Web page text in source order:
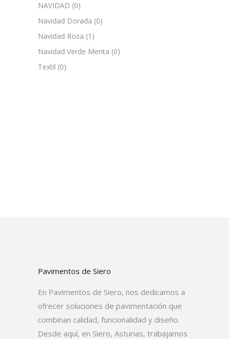
NAVIDAD (0)
Navidad Dorada (0)
Navidad Rosa (1)
Navidad Verde Menta (0)
Textil (0)
Pavimentos de Siero
En Pavimentos de Siero, nos dedicamos a
ofrecer soluciones de pavimentación que
combinan calidad, funcionalidad y diseño.
Desde aquí, en Siero, Asturias, trabajamos